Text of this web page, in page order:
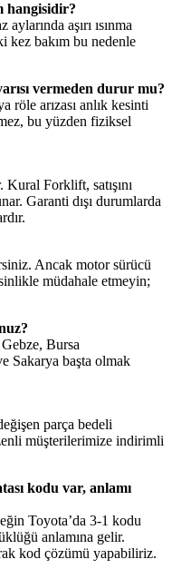
hangisidir?
aşırı ısınma
kez bakım bu nedenle
vermeden durur mu?
röle arızası anlık kesinti
bu yüzden fiziksel
Kural Forklift, satışını
Garanti dışı durumlarda
Ancak motor sürücü
müdahale etmeyin;
Bursa
Sakarya başta olmak
parça bedeli
müşterilerimize indirimli
kodu var, anlamı
Toyota’da 3-1 kodu
anlamına gelir.
kod çözümü yapabiliriz.